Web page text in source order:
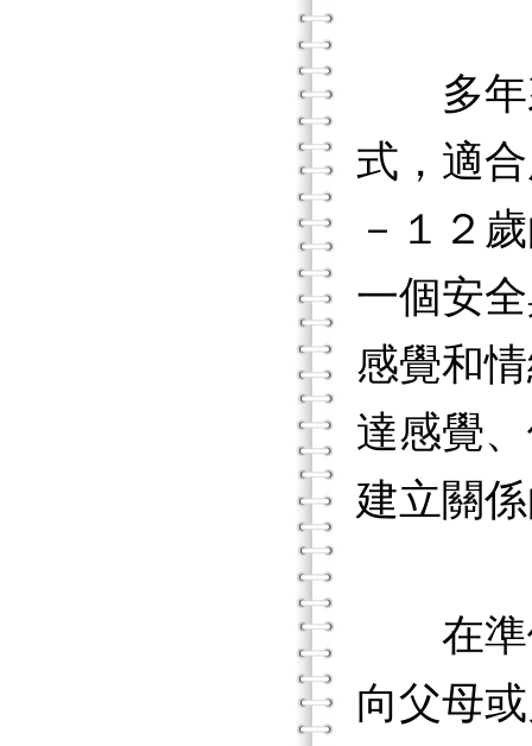
多年來
式，適
－１２
一個安
感覺和
達感覺
建立關
在準備
向父母